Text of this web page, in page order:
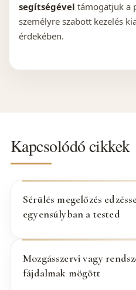
segítségével támogatjuk a
személyre szabott kezelés
érdekében.
Kapcsolódó cikkek
Sérülés megelőzés
egyensúlyban a tested
Mozgásszervi vagy
fájdalmak mögött